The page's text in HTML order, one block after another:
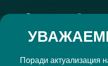
Поради актуализация
Регистрирай се